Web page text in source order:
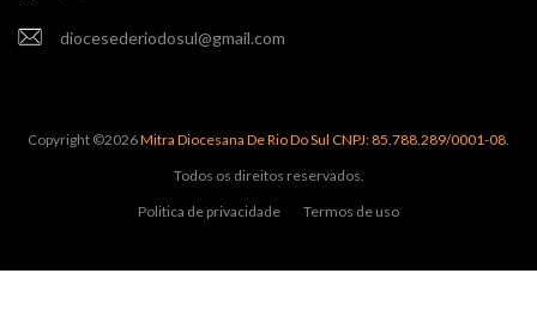
diocesederiodosul@gmail.com
Copyright ©2026Mitra Diocesana De Rio Do Sul CNPJ: 85.788.289/0001-08
Todos os direitos reservados.
Politica de privacidade
Termos de uso